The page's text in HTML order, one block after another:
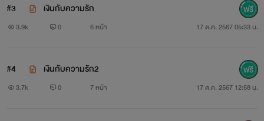
#3 เงินกับความรัก
3.9k 0 6 หน้า 17 ต.ค. 2567 05:33 น.
#4 เงินกับความรัก2
3.7k 0 7 หน้า 17 ต.ค. 2567 12:58 น.